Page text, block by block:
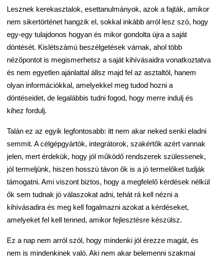
Lesznek kerekasztalok, esettanulmányok, azok a fajták, amikor
nem sikertörténet hangzik el, sokkal inkább arról lesz szó, hogy
egy-egy tulajdonos hogyan és mikor gondolta újra a saját
döntését. Kislétszámú beszélgetések várnak, ahol több
nézőpontot is megismerhetsz a saját kihívásaidra vonatkoztatva
és nem egyetlen ajánlattal állsz majd fel az asztaltól, hanem
olyan információkkal, amelyekkel meg tudod hozni a
döntéseidet, de legalábbis tudni fogod, hogy merre indulj és
kihez fordulj.
Talán ez az egyik legfontosabb: itt nem akar neked senki eladni
semmit. A célgépgyártók, integrátorok, szakértők azért vannak
jelen, mert érdekük, hogy jól működő rendszerek szülessenek,
jól termeljünk, hiszen hosszú távon ők is a jó termelőket tudják
támogatni. Ami viszont biztos, hogy a megfelelő kérdések nélkül
ők sem tudnak jó válaszokat adni, tehát rá kell nézni a
kihívásadira és meg kell fogalmazni azokat a kérdéseket,
amelyeket fel kell tenned, amikor fejlesztésre készülsz.
Ez a nap nem arról szól, hogy mindenki jól érezze magát, és
nem is mindenkinek való. Aki nem akar belemenni szakmai